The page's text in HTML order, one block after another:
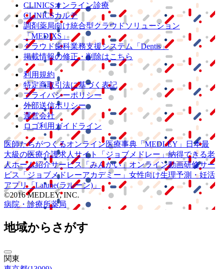
CLINICSオンライン診療
CLINICSカルテ
調剤薬局向け統合型クラウドソリューション
「MEDIXS」
クラウド歯科業務支援システム
「Dentis」
掲載情報の修正・削除はこちら
利用規約
特定商取引法に基づく表記
プライバシーポリシー
外部送信ポリシー
運営会社
ロゴ利用ガイドライン
医師たちがつくるオンライン医療事典 「MEDLEY」
日本最
大級の医療介護求人サイト 「ジョブメドレー」納得できる老
人ホーム紹介サービス
「みんかい」 オンライン動画研修サー
ビス
「ジョブメドレーアカデミー」 女性向け生理予測・妊活
アプリ「Lalune(ラルーン)」
©2016 MEDLEY, INC.
病院・診療所薬局
地域からさがす
関東